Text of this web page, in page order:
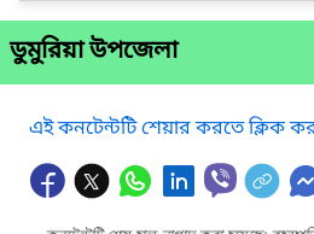
ডুমুরিয়া উপজেলা
এই কনটেন্টটি শেয়ার করতে ক্লিক